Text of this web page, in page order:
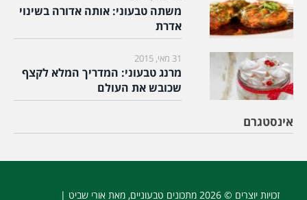
משתה טבעוני: אותה אדורה בשינוי
אדרת
31 מאי, 2015
מרנג טבעוני: המדריך המלא לקצף
שכובש את העולם
אינסטגרם
זכויות יוצרים © 2026 מתכונים טבעוניים, מאת אורי שביט |